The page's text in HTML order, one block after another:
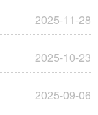
2025-11-28
2025-10-23
2025-09-06